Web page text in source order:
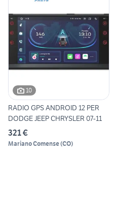
10
RADIO GPS ANDROID 12 PER
DODGE JEEP CHRYSLER 07-11
321 €
Mariano Comense(CO)